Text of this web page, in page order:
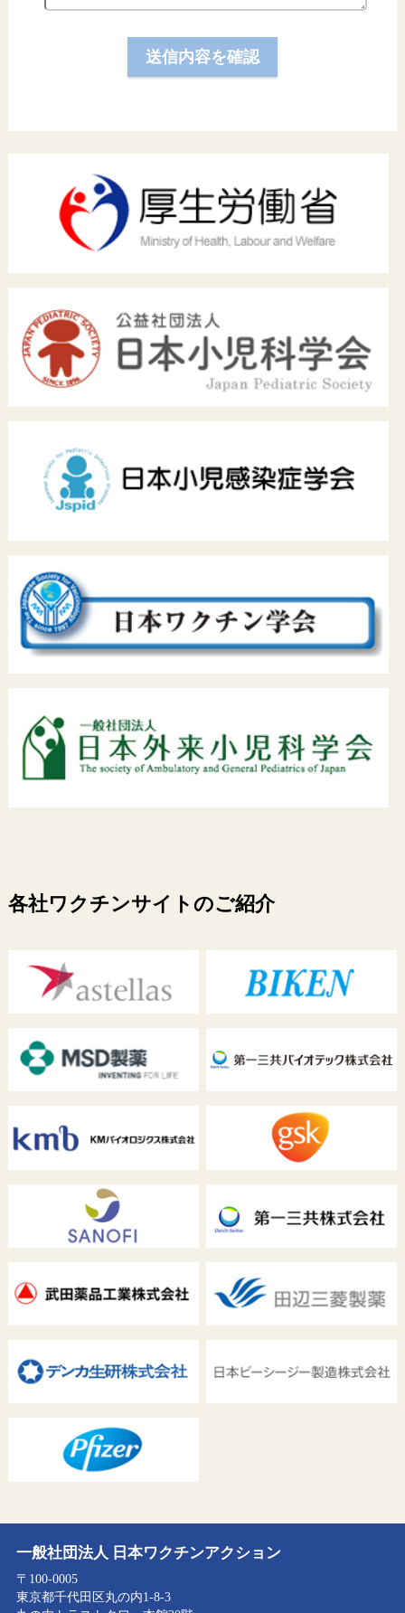
各社ワクチンサイトのご紹介
一般社団法人 日本ワクチンアクション
〒100-0005
東京都千代田区丸の内1-8-3